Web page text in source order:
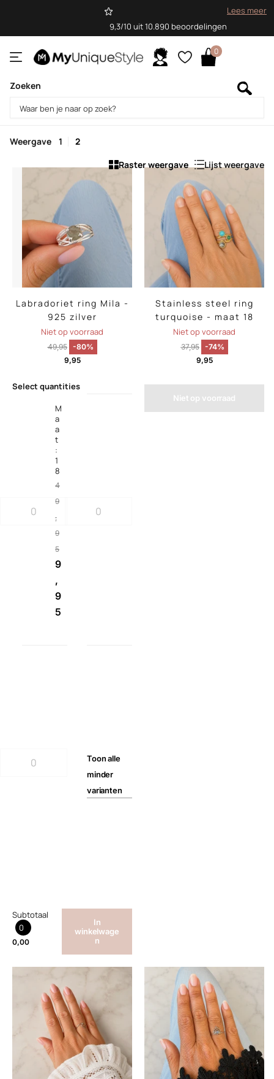
9,3/10 uit 10.890 beoordelingen
Lees meer
Zoeken
0
Homepage
Sale
Weergave 1
2
Raster weergave
Lijst weergave
Labradoriet ring Mila -
925 zilver
Niet op voorraad
49,95
-80%
9,95
Select quantities
M
a
a
t
:
1
8
4
9
,
9
5
9
,
9
5
Toonalle
minder
varianten
Subtotaal
0
0,00
In
winkelwage
n
Stainless steel ring
turquoise - maat 18
Niet op voorraad
37,95
-74%
9,95
Niet op voorraad